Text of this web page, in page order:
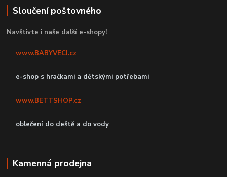
Sloučení poštovného
Navštivte i naše další e-shopy!
www.BABYVECI.cz
e-shop s hračkami a dětskými potřebami
www.BETTSHOP.cz
oblečení do deště a do vody
Kamenná prodejna